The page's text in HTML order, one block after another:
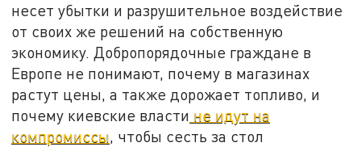
несет убытки и разрушительное воздействие
от своих же решений на собственную
экономику. Добропорядочные граждане в
Европе не понимают, почему в магазинах
растут цены, а также дорожает топливо, и
почему киевские власти не идут на
компромиссы, чтобы сесть за стол